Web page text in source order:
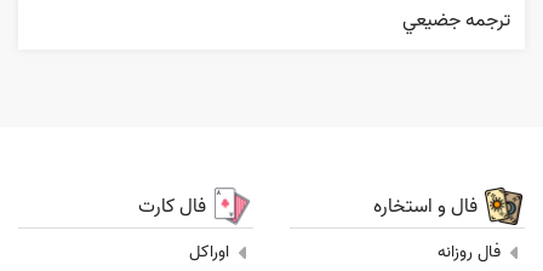
ترجمه جضيعي
فال و استخاره
فال روزانه
فال کارت
اوراکل